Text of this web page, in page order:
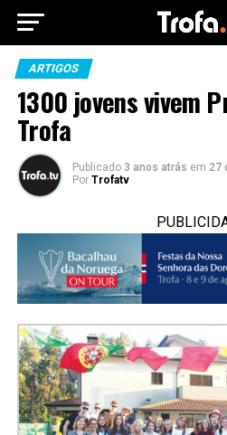
ARTIGOS
1300 jovens vivem
Trofa
Publicado 3 anos atrás em 27
Por Trofatv